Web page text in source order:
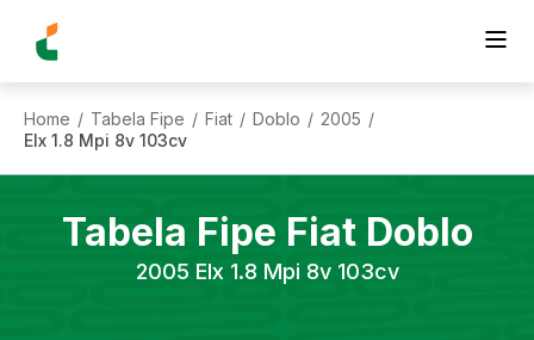
Home / Tabela Fipe / Fiat / Doblo / 2005 /
Elx 1.8 Mpi 8v 103cv
Tabela Fipe Fiat Doblo
2005 Elx 1.8 Mpi 8v 103cv